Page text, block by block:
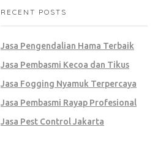
RECENT POSTS
Jasa Pengendalian Hama Terbaik
Jasa Pembasmi Kecoa dan Tikus
Jasa Fogging Nyamuk Terpercaya
Jasa Pembasmi Rayap Profesional
Jasa Pest Control Jakarta